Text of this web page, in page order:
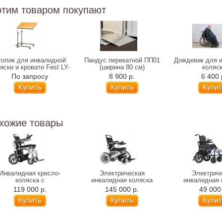
товаром покупают
для инвалидной
и кровати Fest LY-
600-119
По запросу
Пандус перекатной ПП01
(ширина 80 см)
8 900 р.
Дождевик для
6 400
товары
Инвалидная кресло-
коляска с
Ortonica
Pulse 620 (складная)
119 000 р.
Электрическая
инвалидная коляска
Ortonica Pulse 640
(складная)
145 000 р.
инвалидная
Ortonica
49